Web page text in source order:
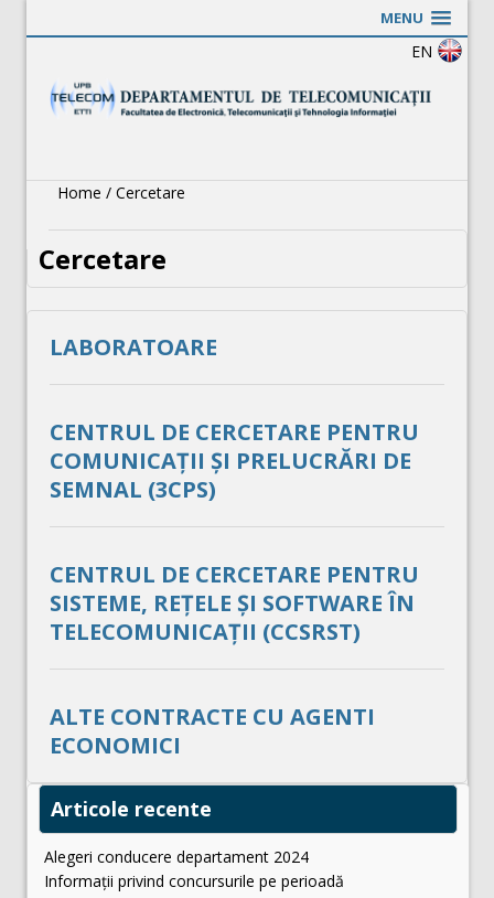
MENU
EN
Home / Cercetare
Cercetare
LABORATOARE
CENTRUL DE CERCETARE PENTRU
COMUNICAȚII ȘI PRELUCRĂRI DE
SEMNAL (3CPS)
CENTRUL DE CERCETARE PENTRU
SISTEME, REȚELE ȘI SOFTWARE ÎN
TELECOMUNICAȚII (CCSRST)
ALTE CONTRACTE CU AGENTI
ECONOMICI
Articole recente
Alegeri conducere departament 2024
Informații privind concursurile pe perioadă